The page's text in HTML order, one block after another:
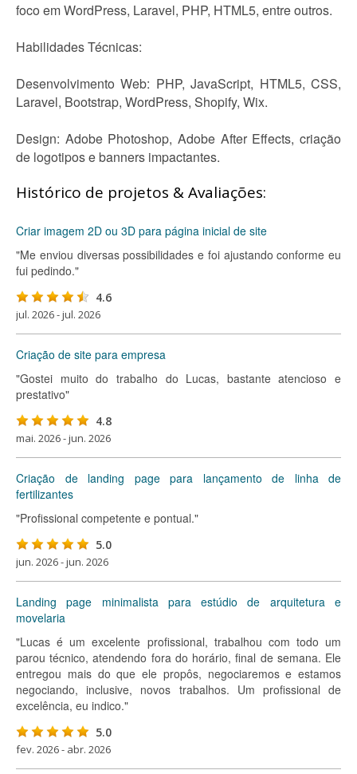
foco em WordPress, Laravel, PHP, HTML5, entre outros.
Habilidades Técnicas:
Desenvolvimento Web: PHP, JavaScript, HTML5, CSS,
Laravel, Bootstrap, WordPress, Shopify, Wix.
Design: Adobe Photoshop, Adobe After Effects, criação
de logotipos e banners impactantes.
Histórico de projetos & Avaliações:
Criar imagem 2D ou 3D para página inicial de site
"Me enviou diversas possibilidades e foi ajustando conforme eu
fui pedindo."
4.6
jul. 2026 - jul. 2026
Criação de site para empresa
"Gostei muito do trabalho do Lucas, bastante atencioso e
prestativo"
4.8
mai. 2026 - jun. 2026
Criação de landing page para lançamento de linha de
fertilizantes
"Profissional competente e pontual."
5.0
jun. 2026 - jun. 2026
Landing page minimalista para estúdio de arquitetura e
movelaria
"Lucas é um excelente profissional, trabalhou com todo um
parou técnico, atendendo fora do horário, final de semana. Ele
entregou mais do que ele propôs, negociaremos e estamos
negociando, inclusive, novos trabalhos. Um profissional de
excelência, eu indico."
5.0
fev. 2026 - abr. 2026